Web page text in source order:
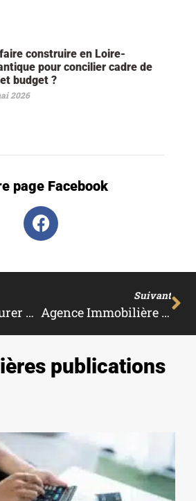
construire en Loire-
pour concilier cadre de
budget ?
2026
page Facebook
Comment Labourer La Terre De Son Jardin ?
Suivant
Agence Immobilière En Ligne : Est-Ce Une Bonne Alternative ?
publications